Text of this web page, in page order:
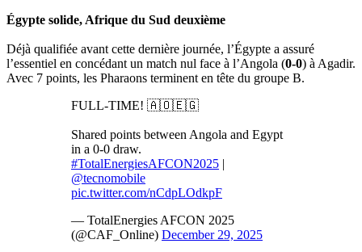
Égypte solide, Afrique du Sud deuxième
‎Déjà qualifiée avant cette dernière journée, l’Égypte a assuré
l’essentiel en concédant un match nul face à l’Angola (0-0) à Agadir.
Avec 7 points, les Pharaons terminent en tête du groupe B.
FULL-TIME! 🇦🇴🇪🇬
Shared points between Angola and Egypt
in a 0-0 draw.
#TotalEnergiesAFCON2025 |
@tecnomobile
pic.twitter.com/nCdpLOdkpF
— TotalEnergies AFCON 2025
(@CAF_Online) December 29, 2025